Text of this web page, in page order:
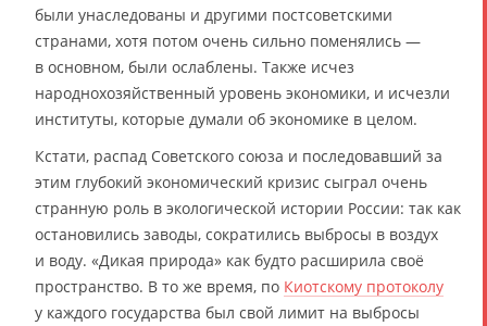
были унаследованы и другими постсоветскими
странами, хотя потом очень сильно поменялись —
в основном, были ослаблены. Также исчез
народнохозяйственный уровень экономики, и исчезли
институты, которые думали об экономике в целом.
Кстати, распад Советского союза и последовавший за
этим глубокий экономический кризис сыграл очень
странную роль в экологической истории России: так как
остановились заводы, сократились выбросы в воздух
и воду. «Дикая природа» как будто расширила своё
пространство. В то же время, по Киотскому протоколу
у каждого государства был свой лимит на выбросы